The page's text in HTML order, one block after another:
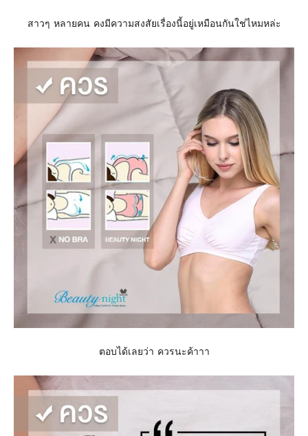
สาวๆ หลายคน คงมีความสงสัยเรื่องนี้อยู่เหมือนกันใช่ไหมหล่ะ
ตอบได้เลยว่า ควรนะค้าาา